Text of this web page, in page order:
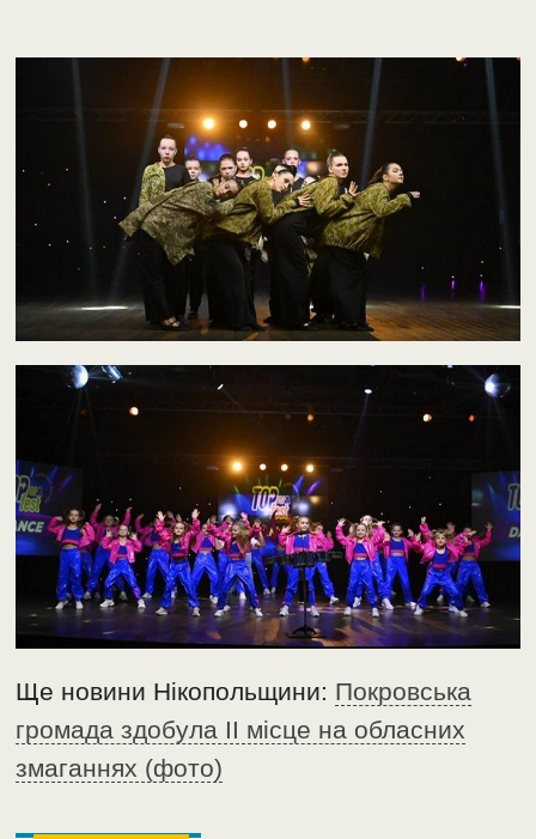
Ще новини Нікопольщини: Покровська
громада здобула II місце на обласних
змаганнях (фото)